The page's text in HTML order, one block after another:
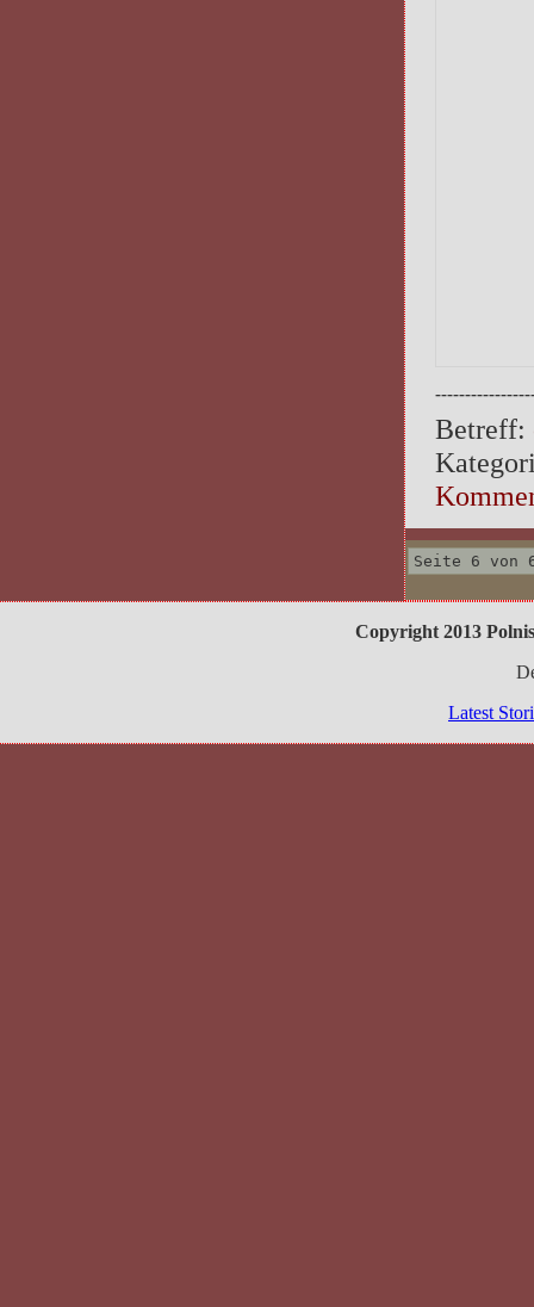
Betreff:
Seite 6 von
Copyright 2013
Latest